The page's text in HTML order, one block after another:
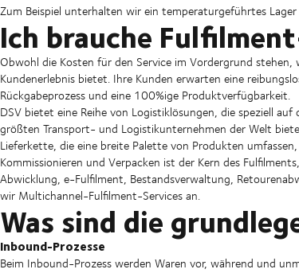
Zum Beispiel unterhalten wir ein temperaturgeführtes
Ich brauche
Obwohl die Kosten für den Service im Vordergrund
Kundenerlebnis bietet. Ihre Kunden erwarten eine
Rückgabeprozess und eine 100%ige Produktverfügbarkeit.
DSV bietet eine Reihe von Logistiklösungen, die speziell
größten Transport- und Logistikunternehmen der Welt
Lieferkette, die eine breite Palette von Produkten
Kommissionieren und Verpacken ist der Kern des
Abwicklung, e-Fulfilment, Bestandsverwaltung,
wir Multichannel-Fulfilment-Services an.
Was sind die
Inbound-Prozesse
Beim Inbound-Prozess werden Waren vor, während und